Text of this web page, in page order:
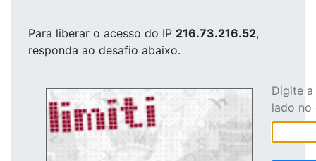
Para liberar o acesso do IP 216.73.216.52,
responda ao desafio abaixo.
Digite
lado no